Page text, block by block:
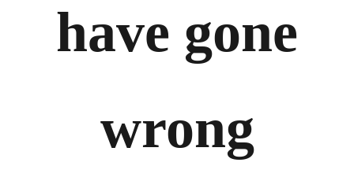
have gone
wrong